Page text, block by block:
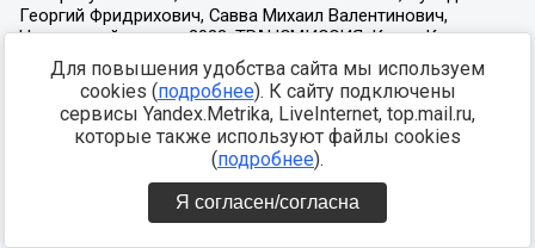
Для повышения удобства сайта мы используем
cookies (подробнее). К сайту подключены
сервисы Yandex.Metrika, LiveInternet, top.mail.ru,
которые также используют файлы cookies
(подробнее).
Я согласен/согласна